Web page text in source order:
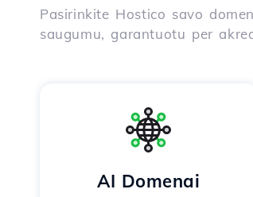
Pasirinkite Hostico savo
saugumu, garantuotu per
AI Domenai